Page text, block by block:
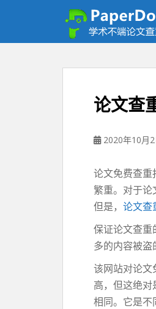
论文查
2020年10月2
论文免费查重
繁重。对于论
但是， 论文查
保证论文查重
多的内容被盗
该网站对论文
高，但这绝
相同。它是不